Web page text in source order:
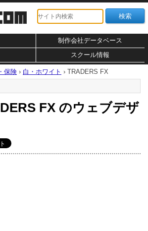
制作会社データベース
スクール情報
保険 › 白・ホワイト › TRADERS FX
FX のウェブデザ